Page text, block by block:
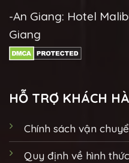
-An Giang: Hotel
Giang
HỖ TRỢ KHÁCH
Chính sách vận
Quy định về hình